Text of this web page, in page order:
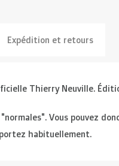
Expédition et retours
Thierry Neuville.
Vous pouvez
habituellement.